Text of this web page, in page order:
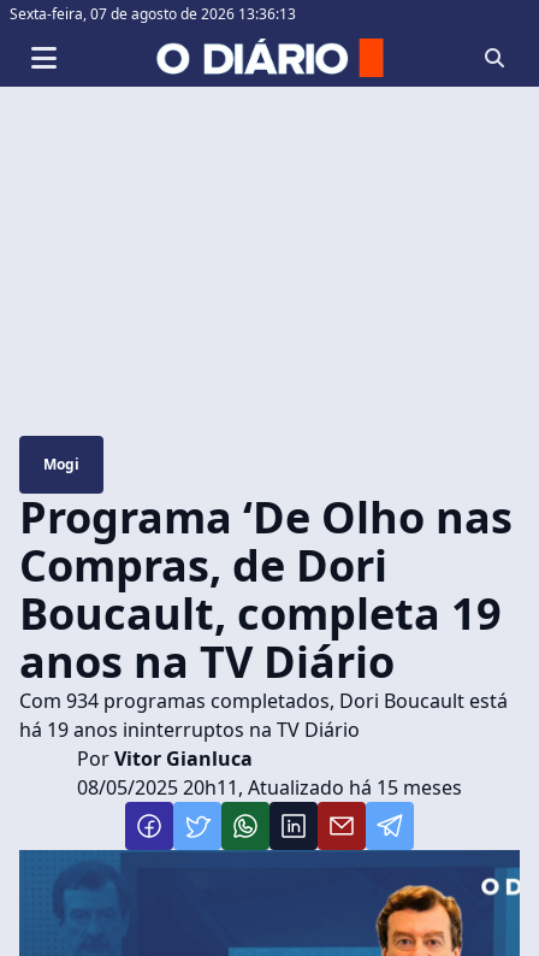
Sexta-feira,07 de agosto de 2026 13:36:14
Mogi
Programa ‘De Olho nas
Compras, de Dori
Boucault, completa 19
anos na TV Diário
Com 934 programas completados, Dori Boucault está
há 19 anos ininterruptos na TV Diário
PorVitor Gianluca
08/05/2025 20h11, Atualizado há 15 meses